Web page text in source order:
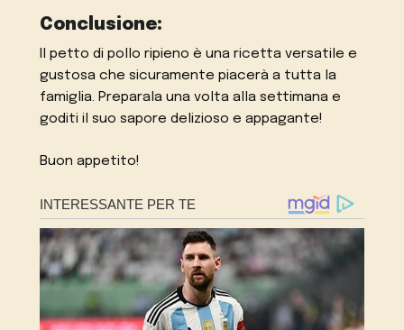
Conclusione:
Il petto di pollo ripieno è una ricetta versatile e
gustosa che sicuramente piacerà a tutta la
famiglia. Preparala una volta alla settimana e
goditi il suo sapore delizioso e appagante!
Buon appetito!